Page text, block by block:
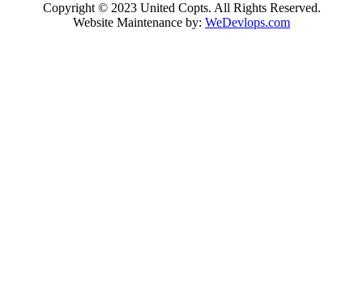
Copyright © 2023 United Copts. All Rights Reserved.
Website Maintenance by: WeDevlops.com